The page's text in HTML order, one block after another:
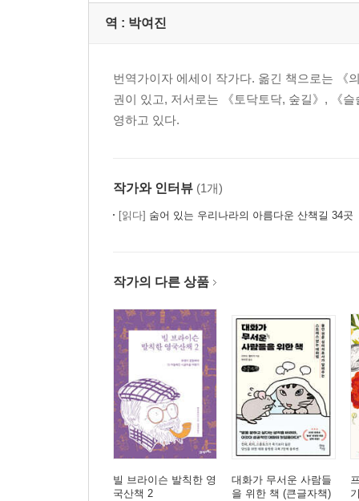
역 : 박여진
번역가이자 에세이 작가다. 옮긴 책으로는 《
권이 있고, 저서로는 《토닥토닥, 숲길》, 《
영하고 있다.
작가와 인터뷰 (1개)
[읽다] 숨어 있는 우리나라의 아름다운 산책길 34곳
작가의 다른 상품
빌 브라이슨 발칙한 영
국산책 2
대화가 무서운 사람들
을 위한 책 (큰글자책)